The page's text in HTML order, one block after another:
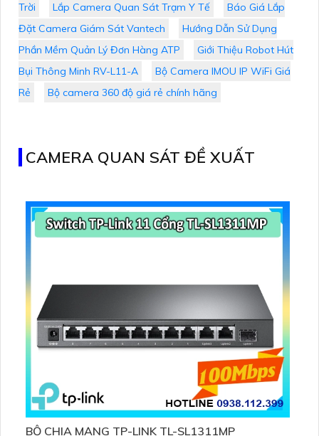
Trời
Lắp Camera Quan Sát Trạm Y Tế
Báo Giá Lắp
Đặt Camera Giám Sát Vantech
Hướng Dẫn Sử Dụng
Phần Mềm Quản Lý Đơn Hàng ATP
Giới Thiệu Robot Hút
Bụi Thông Minh RV-L11-A
Bộ Camera IMOU IP WiFi Giá
Rẻ
Bộ camera 360 độ giá rẻ chính hãng
CAMERA QUAN SÁT ĐỀ XUẤT
BỘ CHIA MẠNG TP-LINK TL-SL1311MP